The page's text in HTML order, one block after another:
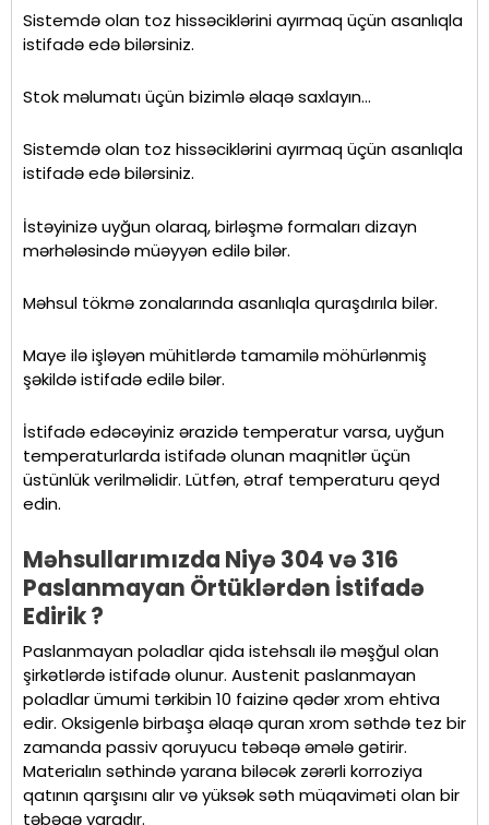
Sistemdə olan toz hissəciklərini ayırmaq üçün asanlıqla
istifadə edə bilərsiniz.
Stok məlumatı üçün bizimlə əlaqə saxlayın…
Sistemdə olan toz hissəciklərini ayırmaq üçün asanlıqla
istifadə edə bilərsiniz.
İstəyinizə uyğun olaraq, birləşmə formaları dizayn
mərhələsində müəyyən edilə bilər.
Məhsul tökmə zonalarında asanlıqla quraşdırıla bilər.
Maye ilə işləyən mühitlərdə tamamilə möhürlənmiş
şəkildə istifadə edilə bilər.
İstifadə edəcəyiniz ərazidə temperatur varsa, uyğun
temperaturlarda istifadə olunan maqnitlər üçün
üstünlük verilməlidir. Lütfən, ətraf temperaturu qeyd
edin.
Məhsullarımızda Niyə 304 və 316
Paslanmayan Örtüklərdən İstifadə
Edirik ?
Paslanmayan poladlar qida istehsalı ilə məşğul olan
şirkətlərdə istifadə olunur. Austenit paslanmayan
poladlar ümumi tərkibin 10 faizinə qədər xrom ehtiva
edir. Oksigenlə birbaşa əlaqə quran xrom səthdə tez bir
zamanda passiv qoruyucu təbəqə əmələ gətirir.
Materialın səthində yarana biləcək zərərli korroziya
qatının qarşısını alır və yüksək səth müqaviməti olan bir
təbəqə yaradır.